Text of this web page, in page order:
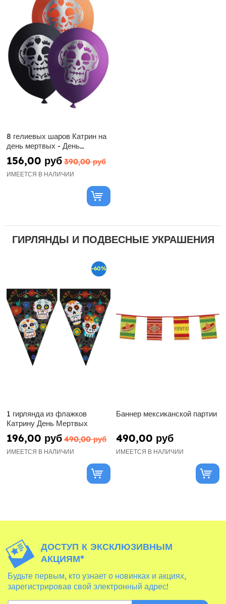
8 гелиевых шаров Катрин на
день мертвых - День
мертвых
156,00 руб 390,00 руб
ИМЕЕТСЯ В НАЛИЧИИ
ГИРЛЯНДЫ И ПОДВЕСНЫЕ УКРАШЕНИЯ
-60%
1 гирлянда из флажков
Катрину День Мертвых
196,00 руб 490,00 руб
ИМЕЕТСЯ В НАЛИЧИИ
Баннер мексиканской партии
490,00 руб
ИМЕЕТСЯ В НАЛИЧИИ
ДОСТУП К ЭКСКЛЮЗИВНЫМ
АКЦИЯМ*
Будьте первым, кто узнает о новинках и акциях,
зарегистрировав свой электронный адрес!